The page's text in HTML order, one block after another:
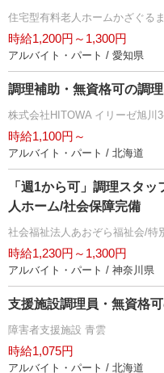
住宅型有料老人ホームかざぐる
時給1,200円～1,300円
アルバイト・パート / 愛知県
調理補助・無資格可の調
株式会社HITOWA イリーゼ旭川
時給1,100円～
アルバイト・パート / 北海道
「週1から可」調理スタ
人ホーム/社会保障完備
社会福祉法人あおぞら福祉会/特
時給1,230円～1,300円
アルバイト・パート / 神奈川県
支援施設調理員・無資格
障害者支援施設 青雲
時給1,075円
アルバイト・パート / 北海道